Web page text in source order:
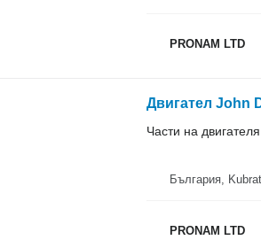
PRONAM LTD
Двигател John
Части на
България, Kubrat
PRONAM LTD